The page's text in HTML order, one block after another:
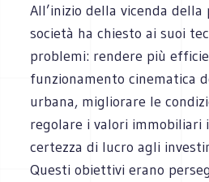
All’inizio della vicenda della
società ha chiesto ai suoi
problemi: rendere più
funzionamento cinematica
urbana, migliorare le
regolare i valori immobiliari
certezza di lucro agli
Questi obiettivi erano